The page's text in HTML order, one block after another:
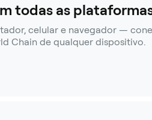
todas as
celular e navegador —
Chain de qualquer dispositivo.